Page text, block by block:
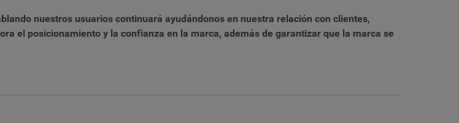
nuestros usuarios continuará ayudándonos en nuestra relación con clientes,
el posicionamiento y la confianza en la marca, además de garantizar que la marca se